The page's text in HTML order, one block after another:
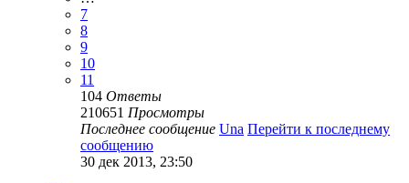
7
8
9
10
11
104 Ответы
210651 Просмотры
Последнее сообщение Una Перейти к последнему
сообщению
30 дек 2013, 23:50